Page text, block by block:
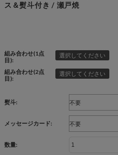
ス＆熨斗付き / 瀬戸焼
組み合わせ(1点
目):
選択してください
組み合わせ(2点
目):
選択してください
熨斗:
メッセージカード:
数量: